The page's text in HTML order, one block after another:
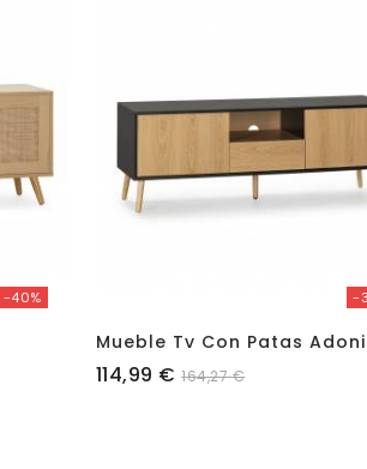
-40% -
Mueble Tv Con Patas
Precio
114,99 € 164,27 €